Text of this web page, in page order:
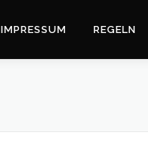
IMPRESSUM REGELN